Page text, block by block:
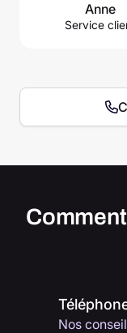
Anne
Service
Nos